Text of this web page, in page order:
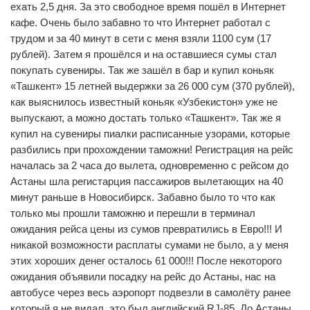
ехать 2,5 дня. За это свободное время пошёл в Интернет
кафе. Очень было забавно то что Интернет работал с
трудом и за 40 минут в сети с меня взяли 1100 сум (17
рублей). Затем я прошёлся и на оставшиеся сумы стал
покупать сувениры. Так же зашёл в бар и купил коньяк
«Ташкент» 15 летней выдержки за 26 000 сум (370 рублей),
как выяснилось известный коньяк «Узбекистон» уже не
выпускают, а можно достать только «Ташкент». Так же я
купил на сувениры пиалки расписанные узорами, которые
разбились при прохождении таможни! Регистрация на рейс
началась за 2 часа до вылета, одновременно с рейсом до
Астаны шла регистарция пассажиров вылетающих на 40
минут раньше в Новосибирск. Забавно было то что как
только мы прошли таможню и перешли в терминал
ожидания рейса цены из сумов превратились в Евро!!! И
никакой возможности расплаты сумами не было, а у меня
этих хороших денег осталось 61 000!!! После некоторого
ожидания объявили посадку на рейс до Астаны, нас на
автобусе через весь аэропорт подвезли в самолёту ранее